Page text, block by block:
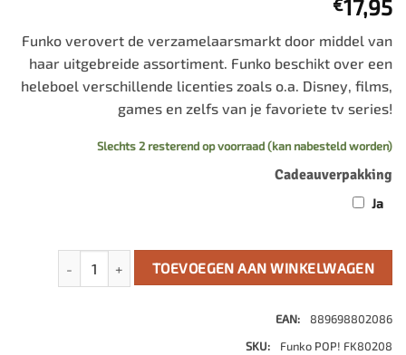
€17,95
Funko verovert de verzamelaarsmarkt door middel van
haar uitgebreide assortiment. Funko beschikt over een
heleboel verschillende licenties zoals o.a. Disney, films,
games en zelfs van je favoriete tv series!
Slechts 2 resterend op voorraad (kan nabesteld worden)
Cadeauverpakking
Ja
Dumbo POP! Disney Vinyl Figure Timothy Q.Mouse 9 cm
TOEVOEGEN AAN WINKELWAGEN
EAN:
889698802086
SKU:
Funko POP! FK80208